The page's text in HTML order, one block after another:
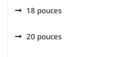
18 pouces
20 pouces